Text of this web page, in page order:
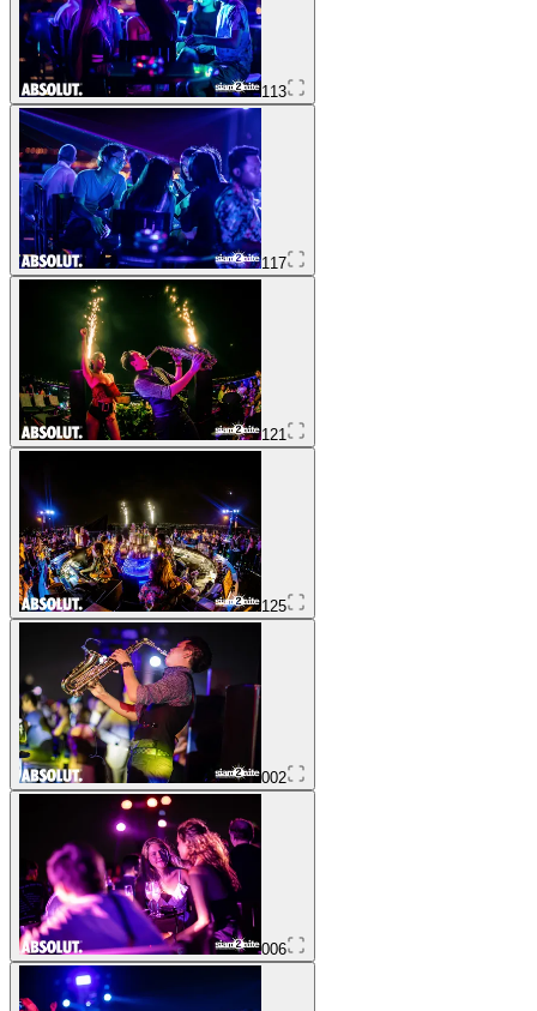
113
117
121
125
002
006